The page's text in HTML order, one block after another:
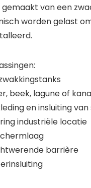
gemaakt van een
worden gelast
beek, lagune of
en insluiting
industriële locatie
barrière